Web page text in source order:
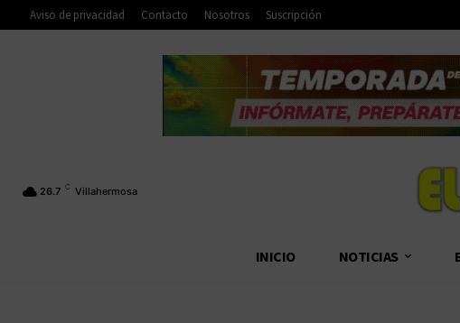
Aviso de privacidad Contacto Nosotros Suscripción
26.7 C Villahermosa
INICIO NOTICIAS